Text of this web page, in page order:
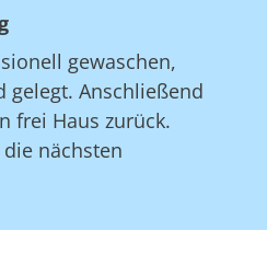
gewaschen,
gelegt. Anschließend
frei Haus zurück.
nächsten